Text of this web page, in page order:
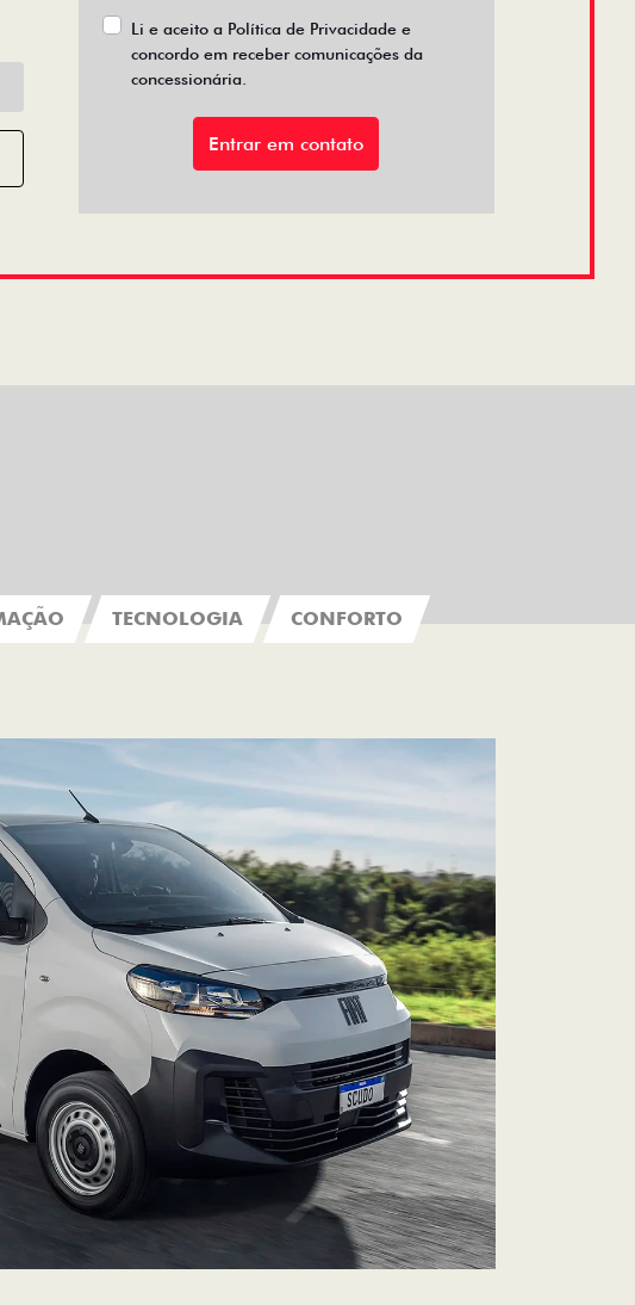
Li e aceito a Política de Privacidadee
concordo em receber comunicações da
concessionária.
Entrar em contato
TECNOLOGIA CONFORTO